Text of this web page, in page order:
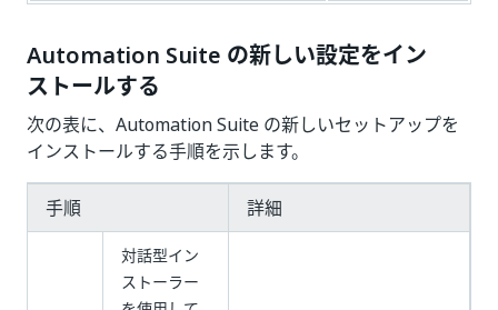
Automation Suite の新しい設定をイン
ストールする
次の表に、Automation Suite の新しいセットアップを
インストールする手順を示します。
手順 詳細
対話型イン
ストーラー